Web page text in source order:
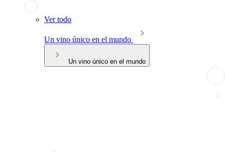
Ver todo
Un vino único en el mundo
Un vino único en el mundo